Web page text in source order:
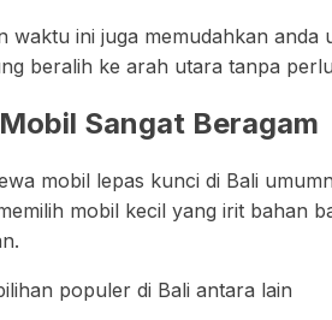
waktu ini juga memudahkan
beralih ke arah utara tanpa
Sangat Beragam
mobil lepas kunci di Bali
mobil kecil yang irit bahan
populer di Bali antara lain